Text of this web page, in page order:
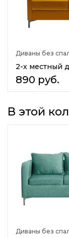
Емкость для
Материал обивки
Ткань
Материал каркаса
Количество
Назначение
В гостиную
В детскую
На кухню
Диваны без
2-х местный
890 руб.
В этой
Диваны без